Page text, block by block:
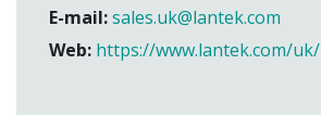
E-mail:sales.uk@lantek.com
Web: https://www.lantek.com/uk/